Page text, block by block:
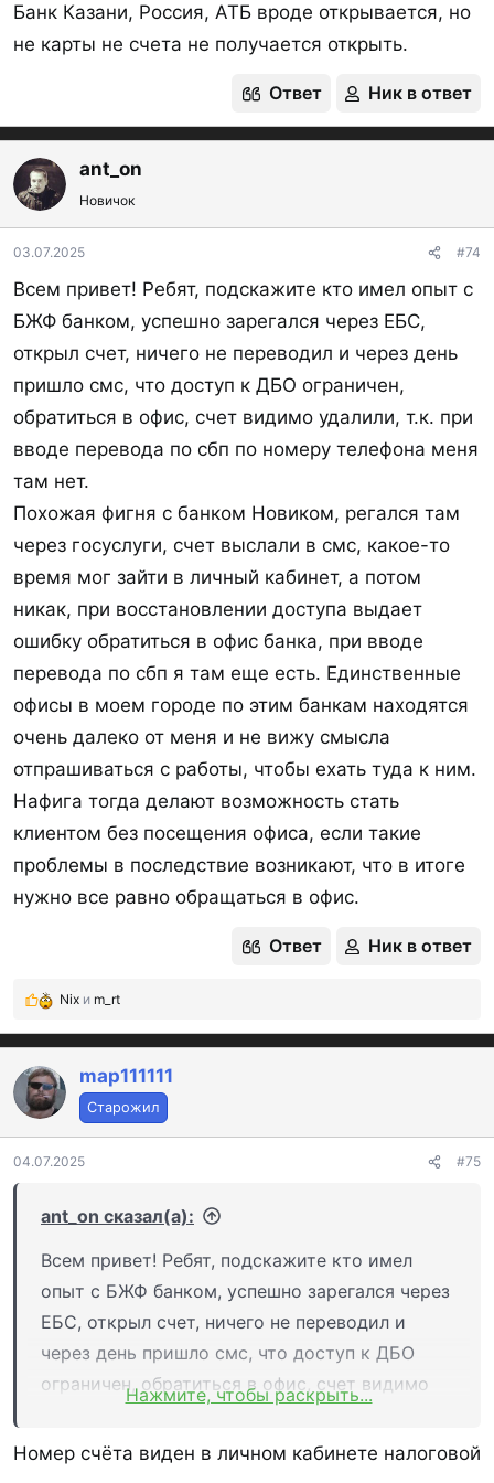
Банк Казани, Россия, АТБ вроде открывается, но
не карты не счета не получается открыть.
Ответ Ник в ответ
ant_on
Новичок
03.07.2025 #74
Всем привет! Ребят, подскажите кто имел опыт с
БЖФ банком, успешно зарегался через ЕБС,
открыл счет, ничего не переводил и через день
пришло смс, что доступ к ДБО ограничен,
обратиться в офис, счет видимо удалили, т.к. при
вводе перевода по сбп по номеру телефона меня
там нет.
Похожая фигня с банком Новиком, регался там
через госуслуги, счет выслали в смс, какое-то
время мог зайти в личный кабинет, а потом
никак, при восстановлении доступа выдает
ошибку обратиться в офис банка, при вводе
перевода по сбп я там еще есть. Единственные
офисы в моем городе по этим банкам находятся
очень далеко от меня и не вижу смысла
отпрашиваться с работы, чтобы ехать туда к ним.
Нафига тогда делают возможность стать
клиентом без посещения офиса, если такие
проблемы в последствие возникают, что в итоге
нужно все равно обращаться в офис.
Ответ Ник в ответ
Р
е
а
к
ц
и
и
Nix и m_rt
map111111
Старожил
04.07.2025 #75
ant_on сказал(а):
Всем привет! Ребят, подскажите кто имел
опыт с БЖФ банком, успешно зарегался через
ЕБС, открыл счет, ничего не переводил и
через день пришло смс, что доступ к ДБО
ограничен, обратиться в офис, счет видимо
номеру телефона меня там нет.
Нажмите, чтобы раскрыть...
Номер счёта виден в личном кабинете налоговой